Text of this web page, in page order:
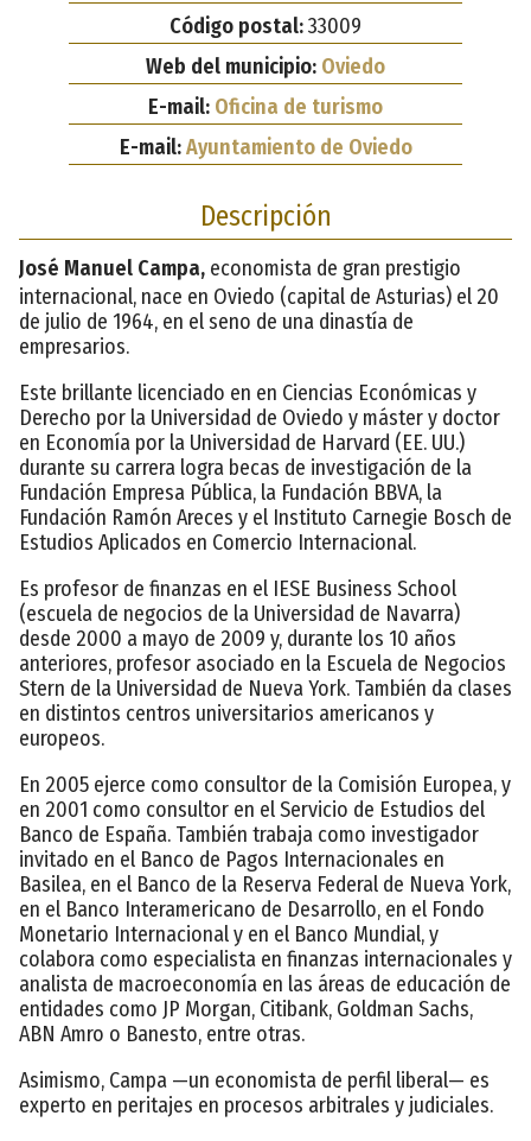
Código postal:33009
Web del municipio: Oviedo
E-mail: Oficina de turismo
E-mail:Ayuntamiento de Oviedo
Descripción
José Manuel Campa, economista de gran prestigio
internacional, nace en Oviedo (capital de Asturias) el 20
de julio de 1964, en el seno de una dinastía de
empresarios.
Este brillante licenciado en en Ciencias Económicas y
Derecho por la Universidad de Oviedo y máster y doctor
en Economía por la Universidad de Harvard (EE. UU.)
durante su carrera logra becas de investigación de la
Fundación Empresa Pública, la Fundación BBVA, la
Fundación Ramón Areces y el Instituto Carnegie Bosch de
Estudios Aplicados en Comercio Internacional.
Es profesor de finanzas en el IESE Business School
(escuela de negocios de la Universidad de Navarra)
desde 2000 a mayo de 2009 y, durante los 10 años
anteriores, profesor asociado en la Escuela de Negocios
Stern de la Universidad de Nueva York. También da clases
en distintos centros universitarios americanos y
europeos.
En 2005 ejerce como consultor de la Comisión Europea, y
en 2001 como consultor en el Servicio de Estudios del
Banco de España. También trabaja como investigador
invitado en el Banco de Pagos Internacionales en
Basilea, en el Banco de la Reserva Federal de Nueva York,
en el Banco Interamericano de Desarrollo, en el Fondo
Monetario Internacional y en el Banco Mundial, y
colabora como especialista en finanzas internacionales y
analista de macroeconomía en las áreas de educación de
entidades como JP Morgan, Citibank, Goldman Sachs,
ABN Amro o Banesto, entre otras.
Asimismo, Campa —un economista de perfil liberal— es
experto en peritajes en procesos arbitrales y judiciales.